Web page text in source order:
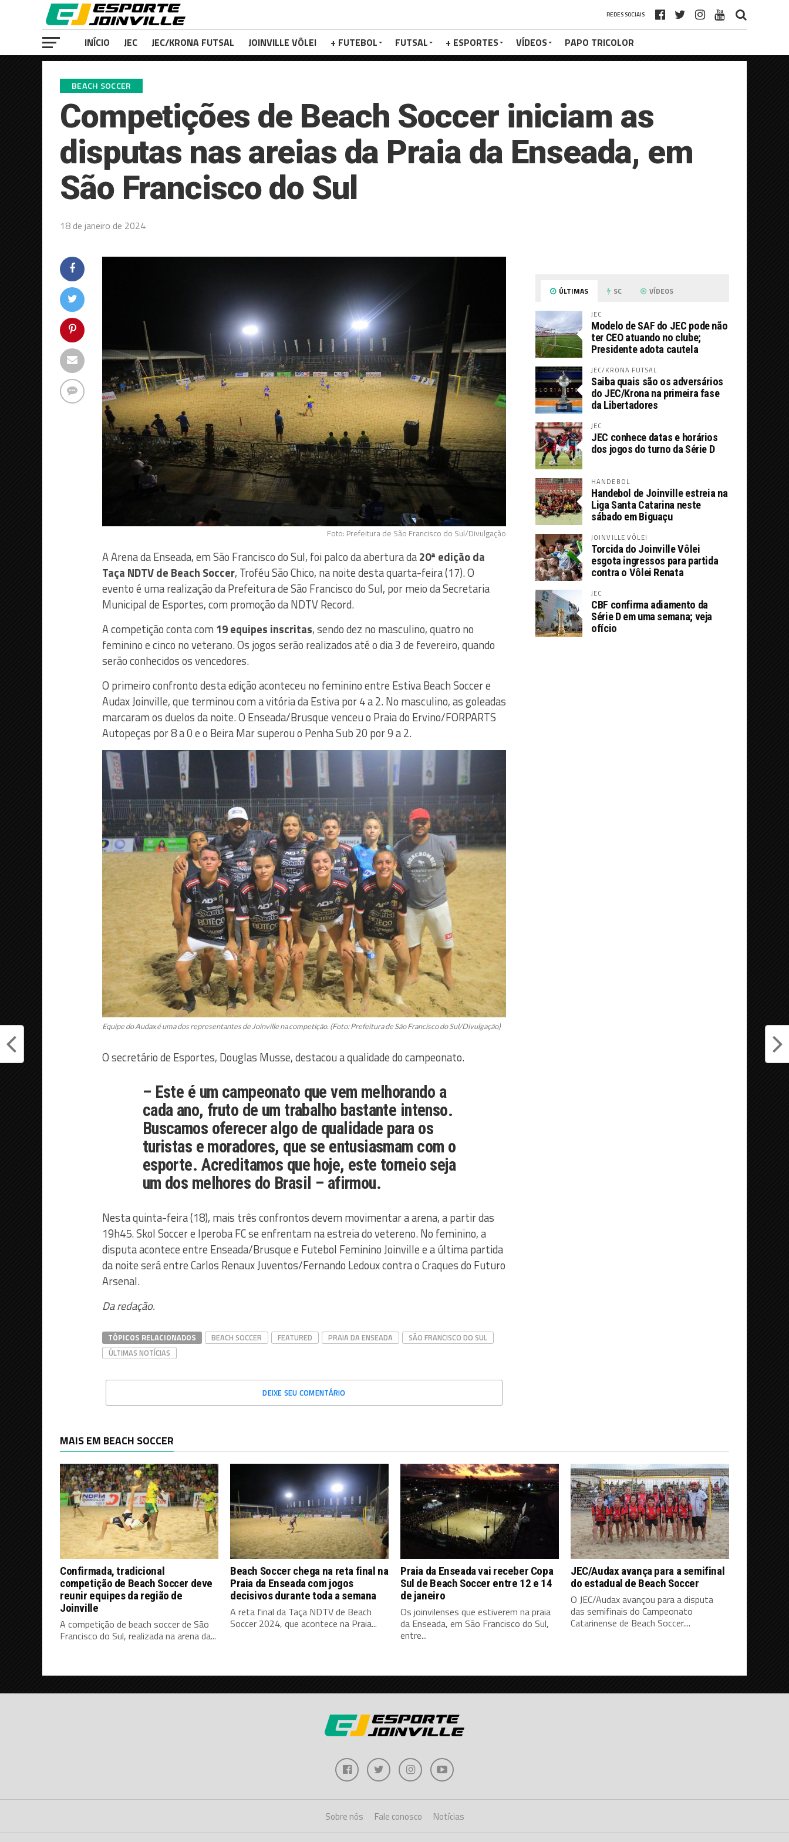
REDES SOCIAIS
INÍCIO JEC JEC/KRONA FUTSAL JOINVILLE VÔLEI + FUTEBOL FUTSAL + ESPORTES VÍDEOS PAPO TRICOLOR
BEACH SOCCER
Competições de Beach Soccer iniciam as
disputas nas areias da Praia da Enseada, em
São Francisco do Sul
18 de janeiro de 2024
Foto: Prefeitura de São Francisco do Sul/Divulgação
A Arena da Enseada, em São Francisco do Sul, foi palco da abertura da20ª edição da
Taça NDTV de Beach Soccer, Troféu São Chico, na noite desta quarta-feira (17). O
evento é uma realização da Prefeitura de São Francisco do Sul, por meio da Secretaria
Municipal de Esportes, com promoção da NDTV Record.
A competição conta com 19 equipes inscritas, sendo dez no masculino, quatro no
feminino e cinco no veterano. Os jogos serão realizados até o dia 3 de fevereiro, quando
serão conhecidos os vencedores.
O primeiro confronto desta edição aconteceu no feminino entre Estiva Beach Soccer e
Audax Joinville, que terminou com a vitória da Estiva por 4 a 2. No masculino, as goleadas
marcaram os duelos da noite. O Enseada/Brusque venceu o Praia do Ervino/FORPARTS
Autopeças por 8 a 0 e o Beira Mar superou o Penha Sub 20 por 9 a 2.
Equipe do Audax é uma dos representantes de Joinville na competição. (Foto: Prefeitura de São Francisco do Sul/Divulgação)
O secretário de Esportes, Douglas Musse, destacou a qualidade do campeonato.
– Este é um campeonato que vem melhorando a
cada ano, fruto de um trabalho bastante intenso.
Buscamos oferecer algo de qualidade para os
turistas e moradores, que se entusiasmam com o
esporte. Acreditamos que hoje, este torneio seja
um dos melhores do Brasil – afirmou.
Nesta quinta-feira (18), mais três confrontos devem movimentar a arena, a partir das
19h45. Skol Soccer e Iperoba FC se enfrentam na estreia do vetereno. No feminino, a
disputa acontece entre Enseada/Brusque e Futebol Feminino Joinville e a última partida
da noite será entre Carlos Renaux Juventos/Fernando Ledoux contra o Craques do Futuro
Arsenal.
Da redação.
TÓPICOS RELACIONADOS BEACH SOCCER FEATURED PRAIA DA ENSEADA
SÃO FRANCISCO DO SUL
ÚLTIMAS NOTÍCIAS
DEIXE SEU COMENTÁRIO
ÚLTIMAS SC VÍDEOS
JEC
Modelo de SAF do JEC pode não
ter CEO atuando no clube;
Presidente adota cautela
JEC/KRONA FUTSAL
Saiba quais são os adversários
do JEC/Krona na primeira fase
da Libertadores
JEC
JEC conhece datas e horários
dos jogos do turno da Série D
HANDEBOL
Handebol de Joinville estreia na
Liga Santa Catarina neste
sábado em Biguaçu
JOINVILLE VÔLEI
Torcida do Joinville Vôlei
esgota ingressos para partida
contra o Vôlei Renata
JEC
CBF confirma adiamento da
Série D em uma semana; veja
ofício
MAIS EM BEACH SOCCER
Confirmada, tradicional
competição de Beach Soccer deve
reunir equipes da região de
Joinville
A competição de beach soccer de São
Francisco do Sul, realizada na arena da...
Beach Soccer chega na reta final na
Praia da Enseada com jogos
decisivos durante toda a semana
A reta final da Taça NDTV de Beach
Soccer 2024, que acontece na Praia...
Praia da Enseada vai receber Copa
Sul de Beach Soccer entre 12 e 14
de janeiro
Os joinvilenses que estiverem na praia
da Enseada, em São Francisco do Sul,
entre...
JEC/Audax avança para a semifinal
do estadual de Beach Soccer
O JEC/Audax avançou para a disputa
das semifinais do Campeonato
Catarinense de Beach Soccer....
Sobre nós Fale conosco Notícias